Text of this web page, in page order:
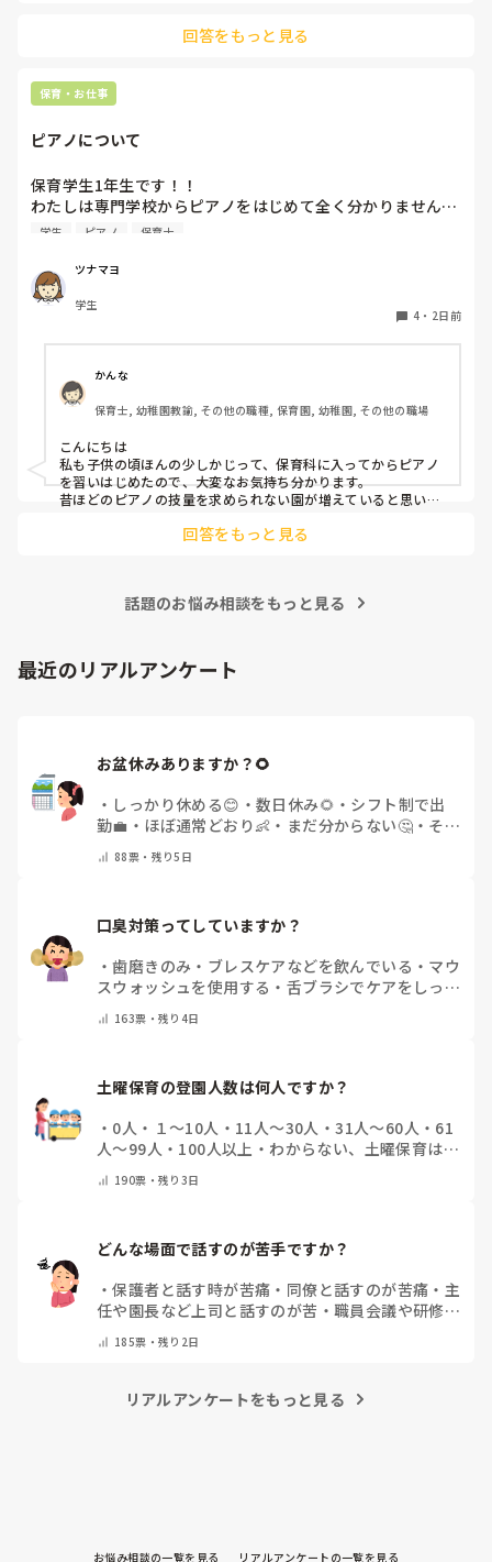
回答をもっと見る
保育・お仕事
ピアノについて
保育学生1年生です！！
わたしは専門学校からピアノをはじめて全く分かりません…
ピアノはとりあえず弾きまくれ！と言われましたがいまいち
にもこんな苦戦してる人はじめて見たと言われる始末です🥲︎
保育士になって弾かなきゃいけないと考えるだけでゾッとし
ます😭
安です、
学生 ピアノ 保育士
ツナマヨ
学生
4 ・ 2日前
かんな
保育士, 幼稚園教諭, その他の職種, 保育園, 幼稚園, その他の職場
こんにちは
私も子供の頃ほんの少しかじって、保育科に入ってからピアノ
を習いはじめたので、大変なお気持ち分かります。
昔ほどのピアノの技量を求められない園が増えていると思いま
人前で弾くのも回数をこなすしかないかもです(^_^;)
回答をもっと見る
話題のお悩み相談をもっと見る
最近のリアルアンケート
お盆休みありますか？🌻
・ しっかり休める😊 ・ 数日休み🌻 ・ シフト制で出
勤💼 ・ ほぼ通常どおり👶 ・ まだ分からない🤔・ その
88票・ 残り5日
口臭対策ってしていますか？
・歯磨きのみ ・ ブレスケアなどを飲んでいる ・ マウ
スウォッシュを使用する ・ 舌ブラシでケアをしっか
の他(コメントで教えて下さい)
163票・残り4日
土曜保育の登園人数は何人ですか？
・ 0人 ・ １～10人 ・ 11人～30人 ・31人～60人 ・ 61
人～99人 ・ 100人以上 ・ わからない、土曜保育はな
190票・残り3日
どんな場面で話すのが苦手ですか？
・保護者と話す時が苦痛 ・ 同僚と話すのが苦痛 ・ 主
任や園長など上司と話すのが苦 ・ 職員会議や研修場
他(コメントで教えてください)
185票・残り2日
リアルアンケートをもっと見る
お悩み相談の一覧を見る リアルアンケートの一覧を見る